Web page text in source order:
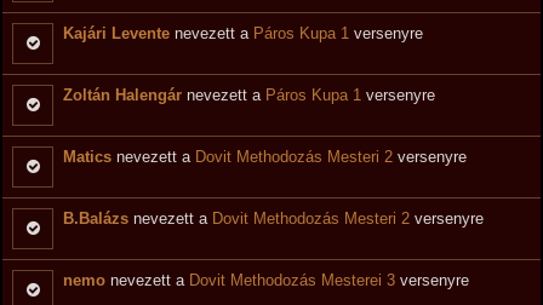
Kajári Levente nevezett a Páros Kupa 1 versenyre
Zoltán Halengár nevezett a Páros Kupa 1 versenyre
Matics nevezett a Dovit Methodozás Mesteri 2 versenyre
B.Balázs nevezett a Dovit Methodozás Mesteri 2 versenyre
nemo nevezett a Dovit Methodozás Mesterei 3 versenyre